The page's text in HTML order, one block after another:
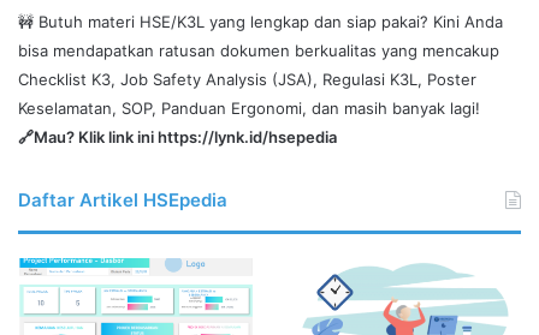
🚧 Butuh materi HSE/K3L yang lengkap dan siap pakai? Kini Anda
bisa mendapatkan ratusan dokumen berkualitas yang mencakup
Checklist K3, Job Safety Analysis (JSA), Regulasi K3L, Poster
Keselamatan, SOP, Panduan Ergonomi, dan masih banyak lagi!
🔗Mau? Klik link inihttps://lynk.id/hsepedia
Daftar Artikel HSEpedia